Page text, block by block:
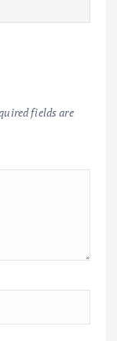
fields are